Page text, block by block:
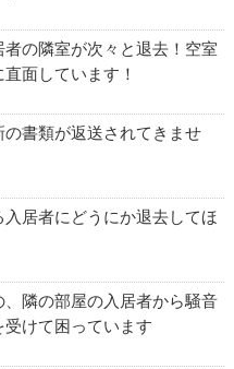
の隣室が次々と退去！空室
面しています！
の書類が返送されてきませ
居者にどうにか退去してほ
隣の部屋の入居者から騒音
けて困っています